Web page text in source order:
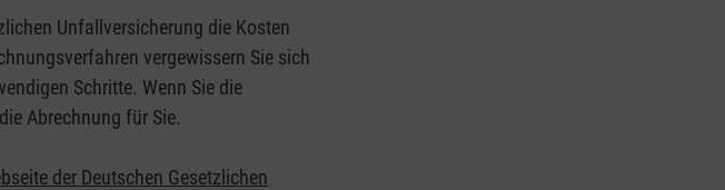
Unfallversicherung die Kosten
vergewissern Sie sich
Schritte. Wenn Sie die
Abrechnung für Sie.
der Deutschen Gesetzlichen